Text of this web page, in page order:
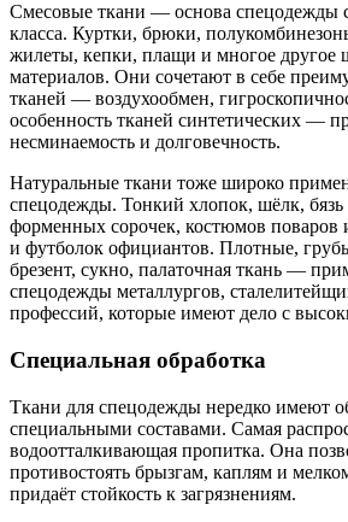
Смесовые ткани — основа спецодежды
класса. Куртки, брюки,
жилеты, кепки, плащи и многое другое
материалов. Они сочетают в себе
тканей — воздухообмен,
особенность тканей синтетических —
несминаемость и долговечность.
Натуральные ткани тоже широко
спецодежды. Тонкий хлопок, шёлк,
форменных сорочек, костюмов поваров
и футболок официантов. Плотные,
брезент, сукно, палаточная ткань —
спецодежды металлургов,
профессий, которые имеют дело с
Специальная обработка
Ткани для спецодежды нередко имеют
специальными составами. Самая
водоотталкивающая пропитка. Она
противостоять брызгам, каплям и
придаёт стойкость к загрязнениям.